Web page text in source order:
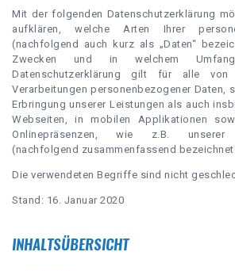
KONTAKT
info@hhanse-athletics.de
+49 1511 5226325
Mit der folgenden Datenschutzerklärung
aufklären, welche Arten Ihrer
(nachfolgend auch kurz als „Daten“
Zwecken und in welchem
Datenschutzerklärung gilt für alle von
Verarbeitungen personenbezogener Daten,
Erbringung unserer Leistungen als auch
Webseiten, in mobilen Applikationen
Onlinepräsenzen, wie z.B. unserer
(nachfolgend zusammenfassend bezeichnet
Die verwendeten Begriffe sind nicht
Stand: 16. Januar 2020
INHALTSÜBERSICHT